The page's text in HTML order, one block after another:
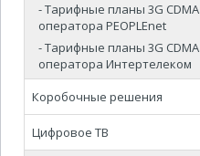
- Тарифные планы 3G CDMA
оператора PEOPLEnet
- Тарифные планы 3G CDMA
оператора Интертелеком
Коробочные решения
Цифровое ТВ